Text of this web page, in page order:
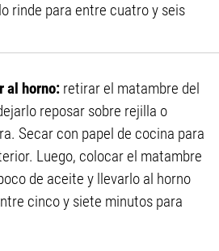
rinde para entre cuatro y seis
al horno: retirar el matambre del
reposar sobre rejilla o
Secar con papel de cocina para
Luego, colocar el matambre
de aceite y llevarlo al horno
cinco y siete minutos para